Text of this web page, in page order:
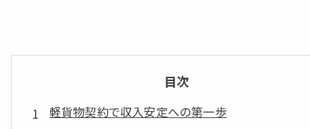
目次
軽貨物契約で収入安定への第一歩